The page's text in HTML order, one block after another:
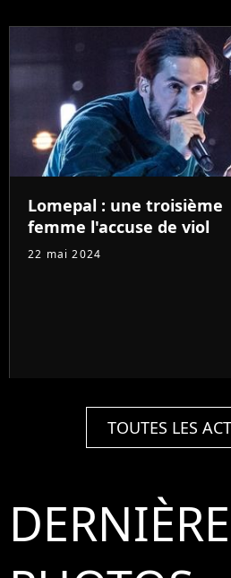
Lomepal : une troisième
femme l'accuse de viol
22 mai 2024
TOUTES LES